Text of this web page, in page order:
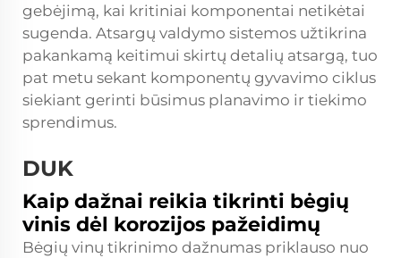
gebėjimą, kai kritiniai komponentai netikėtai
sugenda. Atsargų valdymo sistemos užtikrina
pakankamą keitimui skirtų detalių atsargą, tuo
pat metu sekant komponentų gyvavimo ciklus
siekiant gerinti būsimus planavimo ir tiekimo
sprendimus.
DUK
Kaip dažnai reikia tikrinti bėgių
vinis dėl korozijos pažeidimų
Bėgių vinų tikrinimo dažnumas priklauso nuo